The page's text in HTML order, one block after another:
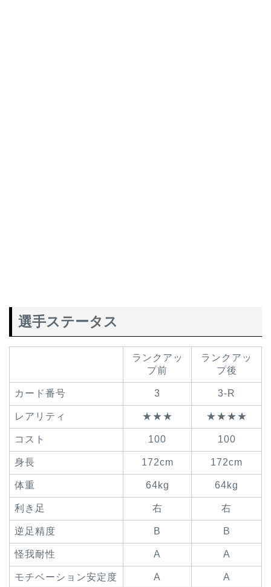
選手ステータス
ランクアッ
プ前
ランクアッ
プ後
カード番号 3 3-R
レアリティ ★★★ ★★★★
コスト 100 100
身長 172cm 172cm
体重 64kg 64kg
利き足 右 右
逆足精度 B B
怪我耐性 A A
モチベーション安定度 A A